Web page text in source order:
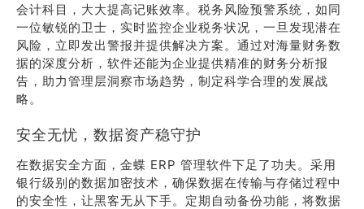
会计科目，大大提高记账效率。税务风险预警系统，如同
一位敏锐的卫士，实时监控企业税务状况，一旦发现潜在
风险，立即发出警报并提供解决方案。通过对海量财务数
据的深度分析，软件还能为企业提供精准的财务分析报
告，助力管理层洞察市场趋势，制定科学合理的发展战
略。
安全无忧，数据资产稳守护
在数据安全方面，金蝶 ERP 管理软件下足了功夫。采用
银行级别的数据加密技术，确保数据在传输与存储过程中
的安全性，让黑客无从下手。定期自动备份功能，将数据